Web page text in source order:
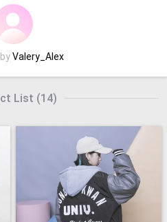
совместить модное с удобным.
Valery_Alex
List (14)